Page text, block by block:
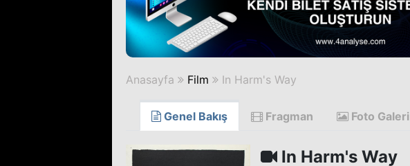
Anasayfa Film In Harm's Way
Genel Bakış Fragman Foto Galeri
In Harm's Way